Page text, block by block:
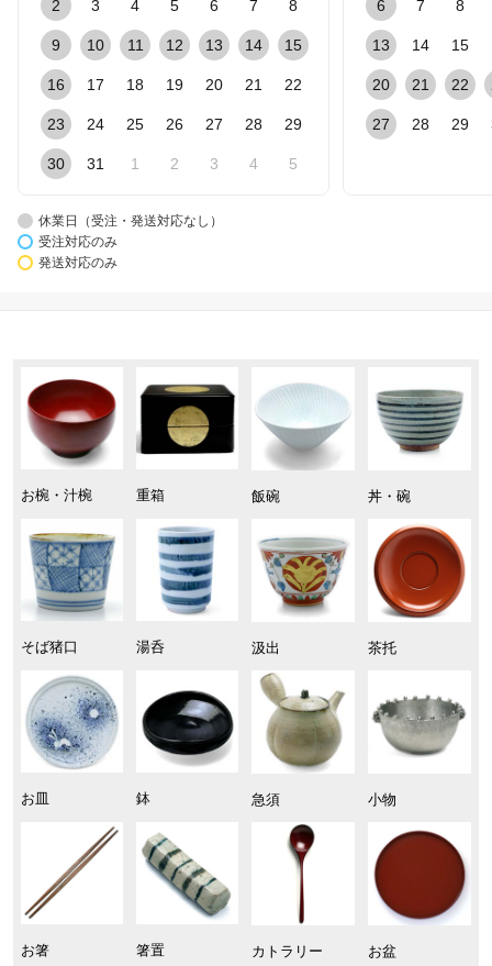
2 3 4 5 6 7 8
9 10 11 12 13 14 15
16 17 18 19 20 21 22
23 24 25 26 27 28 29
30 31 1 2 3 4 5
6 7 8
13 14 15
20 21 22
27 28 29
休業日（受注・発送対応なし）
受注対応のみ
発送対応のみ
お椀・汁椀 重箱 飯碗 丼・碗
そば猪口 湯呑 汲出 茶托
お皿 鉢 急須 小物
お箸 箸置 カトラリー お盆